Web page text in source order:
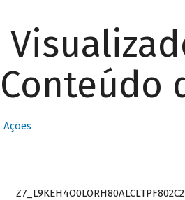
Conteúdo
Ações
Z7_L9KEH4O0LORH80ALCLTPF802C2